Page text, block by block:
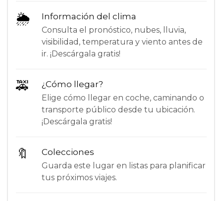
🌦 Información del clima
Consulta el pronóstico, nubes, lluvia,
visibilidad, temperatura y viento antes de
ir. ¡Descárgala gratis!
🚕 ¿Cómo llegar?
Elige cómo llegar en coche, caminando o
transporte público desde tu ubicación.
¡Descárgala gratis!
🔖 Colecciones
Guarda este lugar en listas para planificar
tus próximos viajes.